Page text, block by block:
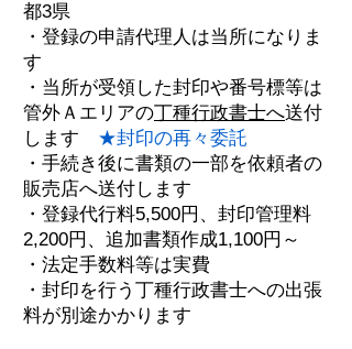
都3県
・登録の申請代理人は当所になりま
す
・当所が受領した封印や番号標等は
管外Ａエリアの丁種行政書士へ送付
します ★封印の再々委託
・手続き後に書類の一部を依頼者の
販売店へ送付します
・登録代行料5,500円、 封印管理料
2,200円、 追加書類作成1,100円～
・法定手数料等は実費
・封印を行う丁種行政書士への出張
料が別途かかります